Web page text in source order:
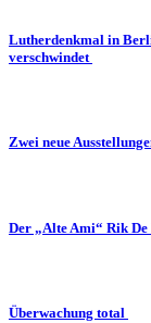
Lutherdenkmal in
verschwindet
Zwei neue
Der „Alte Ami“ Rik
Überwachung total